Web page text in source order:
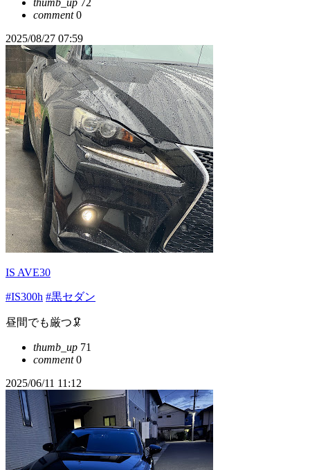
comment0
2025/08/27 07:59
IS AVE30
#IS300h #黒セダン
昼間でも厳つ🦑
thumb_up 71
comment0
2025/06/11 11:12